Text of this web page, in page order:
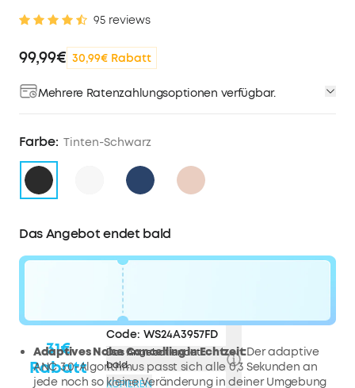
95 reviews
99,99€ 30,99€ Rabatt
Mehrere Ratenzahlungsoptionen verfügbar.
Farbe: Tinten-Schwarz
Das Angebot endet bald
31€
Rabatt
Code: WS24A3957FD
Das Angebot endet
bald.
KOPIEREN
AdaptivesNoiseCancelling in Echtzeit:Der adaptive
ANC 3.0-Algorithmus passt sich alle 0,3 Sekunden an
jede noch so kleine Veränderung in deiner Umgebung